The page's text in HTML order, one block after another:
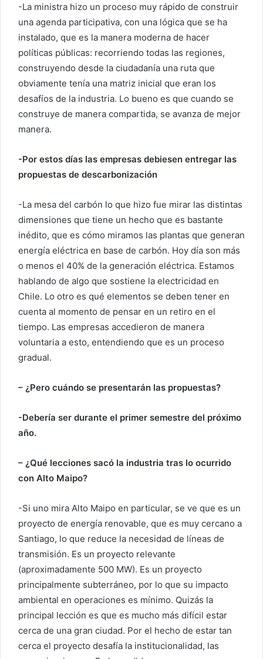
-La ministra hizo un proceso muy rápido de construir
una agenda participativa, con una lógica que se ha
instalado, que es la manera moderna de hacer
políticas públicas: recorriendo todas las regiones,
construyendo desde la ciudadanía una ruta que
obviamente tenía una matriz inicial que eran los
desafíos de la industria. Lo bueno es que cuando se
construye de manera compartida, se avanza de mejor
manera.
-Por estos días las empresas debiesen entregar las
propuestas de descarbonización
-La mesa del carbón lo que hizo fue mirar las distintas
dimensiones que tiene un hecho que es bastante
inédito, que es cómo miramos las plantas que generan
energía eléctrica en base de carbón. Hoy día son más
o menos el 40% de la generación eléctrica. Estamos
hablando de algo que sostiene la electricidad en
Chile. Lo otro es qué elementos se deben tener en
cuenta al momento de pensar en un retiro en el
tiempo. Las empresas accedieron de manera
voluntaria a esto, entendiendo que es un proceso
gradual.
– ¿Pero cuándo se presentarán las propuestas?
-Debería ser durante el primer semestre del próximo
año.
– ¿Qué lecciones sacó la industria tras lo ocurrido
con Alto Maipo?
-Si uno mira Alto Maipo en particular, se ve que es un
proyecto de energía renovable, que es muy cercano a
Santiago, lo que reduce la necesidad de líneas de
transmisión. Es un proyecto relevante
(aproximadamente 500 MW). Es un proyecto
principalmente subterráneo, por lo que su impacto
ambiental en operaciones es mínimo. Quizás la
principal lección es que es mucho más difícil estar
cerca de una gran ciudad. Por el hecho de estar tan
cerca el proyecto desafía la institucionalidad, las